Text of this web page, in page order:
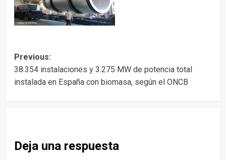
Post
navigation
Previous:
38.354 instalaciones y 3.275 MW de potencia total
instalada en España con biomasa, según el ONCB
Deja una respuesta